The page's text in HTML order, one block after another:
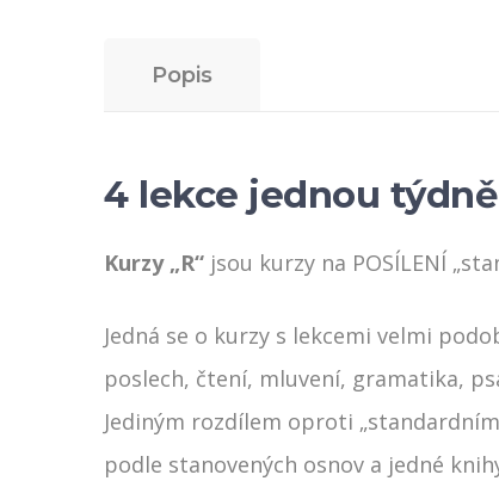
Popis
4 lekce jednou týdně
Kurzy „R“ jsou kurzy na POSÍLENÍ
Jedná se o kurzy s lekcemi velmi
poslech, čtení, mluvení, gramatika,
Jediným rozdílem oproti
podle stanovených osnov a jedné